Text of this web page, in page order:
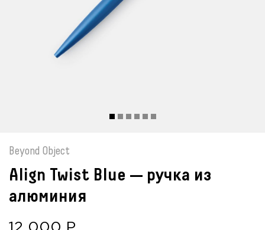
Beyond Object
Align Twist Blue — ручка из
алюминия